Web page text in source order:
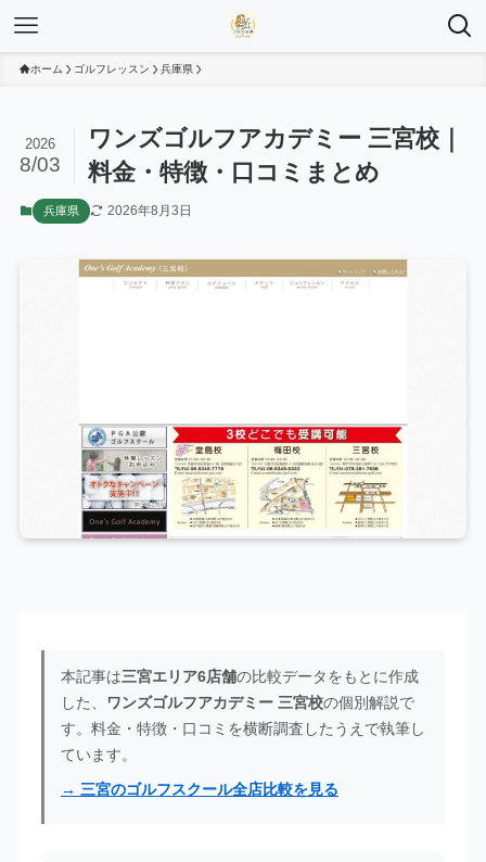
ホーム ゴルフレッスン 兵庫県
ワンズゴルフアカデミー 三宮校｜
料金・特徴・口コミまとめ
2026
8/03
兵庫県 2026年8月3日
本記事は三宮エリア6店舗の比較データをもとに作成
した、
ワンズゴルフアカデミー 三宮校の個別解説で
す。料金・特徴・口コミを横断調査したうえで執筆し
ています。
→ 三宮のゴルフスクール全店比較を見る